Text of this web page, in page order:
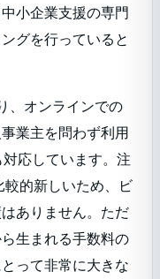
小企業支援の専門
グを行っていると
、オンラインでの
業主を問わず利用
応しています。注
的新しいため、ビ
ありません。ただ
生まれる手数料の
って非常に大きな